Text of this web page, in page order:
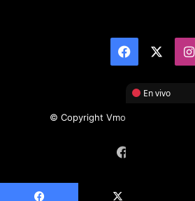
Facebook
© Copyright Vmotor TI 2026, All
En vivo